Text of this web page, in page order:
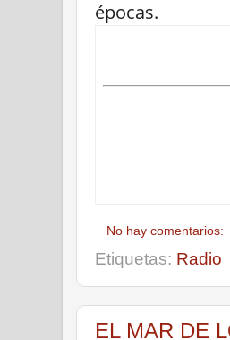
épocas.
No hay comentarios:
Etiquetas: Radio
EL MAR DE